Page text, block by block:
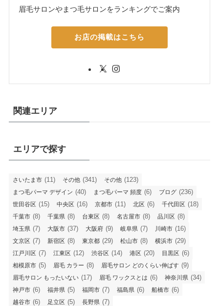
眉毛サロンやまつ毛サロンをランキングでご案内
お店の掲載はこちら
関連エリア
エリアで探す
さいたま市 (11) その他 (341) その他 (123)
まつ毛パーマ デザイン (40) まつ毛パーマ 頻度 (6) ブログ (236)
世田谷区 (15) 中央区 (16) 京都市 (11) 北区 (6) 千代田区 (18)
千葉市 (8) 千葉県 (8) 台東区 (8) 名古屋市 (8) 品川区 (8)
埼玉県 (7) 大阪市 (37) 大阪府 (9) 岐阜県 (7) 川崎市 (16)
文京区 (7) 新宿区 (8) 東京都 (29) 松山市 (8) 横浜市 (29)
江戸川区 (7) 江東区 (12) 渋谷区 (14) 港区 (20) 目黒区 (6)
相模原市 (5) 眉毛 カラー (8) 眉毛サロン どのくらい伸ばす (9)
眉毛サロン もったいない (17) 眉毛 ワックスとは (6) 神奈川県 (34)
神戸市 (6) 福井県 (5) 福岡市 (7) 福島県 (6) 船橋市 (6)
越谷市 (6) 足立区 (5) 長野県 (7)